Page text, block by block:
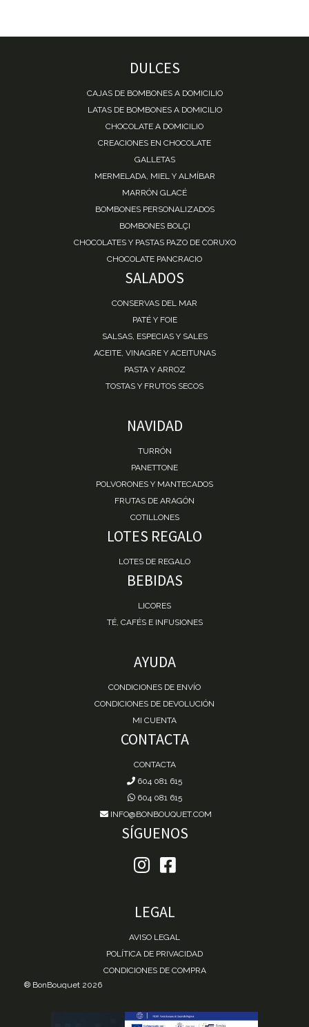
DULCES
CAJAS DE BOMBONES A DOMICILIO
LATAS DE BOMBONES A DOMICILIO
CHOCOLATE A DOMICILIO
CREACIONES EN CHOCOLATE
GALLETAS
MERMELADA, MIEL Y ALMÍBAR
MARRÓN GLACÉ
BOMBONES PERSONALIZADOS
BOMBONES BOLÇI
CHOCOLATES Y PASTAS PAZO DE CORUXO
CHOCOLATE PANCRACIO
SALADOS
CONSERVAS DEL MAR
PATÉ Y FOIE
SALSAS, ESPECIAS Y SALES
ACEITE, VINAGRE Y ACEITUNAS
PASTA Y ARROZ
TOSTAS Y FRUTOS SECOS
NAVIDAD
TURRÓN
PANETTONE
POLVORONES Y MANTECADOS
FRUTAS DE ARAGÓN
COTILLONES
LOTES REGALO
LOTES DE REGALO
BEBIDAS
LICORES
TÉ, CAFÉS E INFUSIONES
AYUDA
CONDICIONES DE ENVÍO
CONDICIONES DE DEVOLUCIÓN
MI CUENTA
CONTACTA
CONTACTA
604 081 615
604 081 615
INFO@BONBOUQUET.COM
SÍGUENOS
LEGAL
AVISO LEGAL
POLÍTICA DE PRIVACIDAD
CONDICIONES DE COMPRA
® BonBouquet 2026